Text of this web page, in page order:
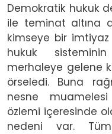
Demokratik hukuk
ile teminat altına
kimseye bir
hukuk
merhaleye gelene
örseledi. Buna
nesne
özlemi içeresinde
nedeni var.